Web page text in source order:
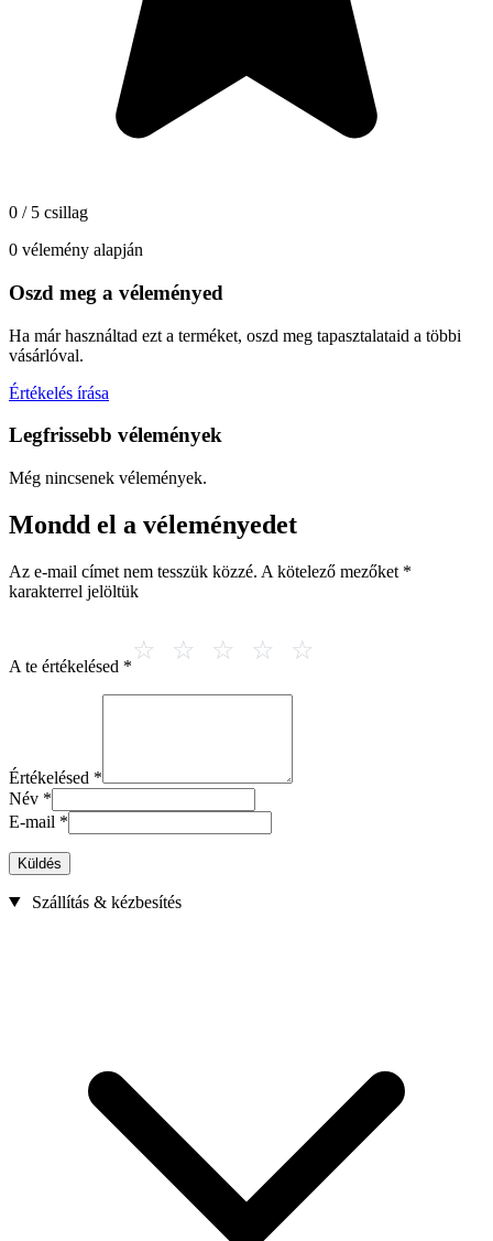
0 / 5 csillag
0 vélemény alapján
Oszd meg a véleményed
Ha már használtad ezt a terméket, oszd meg tapasztalataid a többi
vásárlóval.
Értékelés írása
Legfrissebb vélemények
Még nincsenek vélemények.
Mondd el a véleményedet
Az e-mail címet nem tesszük közzé. A kötelező mezőket *
karakterrel jelöltük
A te értékelésed *
Értékelésed *
Név *
E-mail *
Küldés
Szállítás & kézbesítés